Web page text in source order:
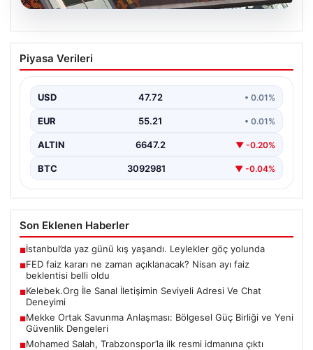
08.08.2026
FED faiz kararı ne zaman açıklanacak?
Nisan ayı faiz beklentisi belli oldu
Ayı Faiz Beklentileri Belirlendi", "content": "Ekonomik…
Piyasa Verileri
USD 47.72 • 0.01%
EUR 55.21 • 0.01%
ALTIN 6647.2 ▼ -0.20%
BTC 3092981 ▼ -0.04%
Son Eklenen Haberler
■İstanbul’da yaz günü kış yaşandı. Leylekler göç yolunda
■FED faiz kararı ne zaman açıklanacak? Nisan ayı faiz
beklentisi belli oldu
■Kelebek.Org İle Sanal İletişimin Seviyeli Adresi Ve Chat
Deneyimi
■Mekke Ortak Savunma Anlaşması: Bölgesel Güç Birliği ve Yeni
Güvenlik Dengeleri
■Mohamed Salah, Trabzonspor’la ilk resmi idmanına çıktı